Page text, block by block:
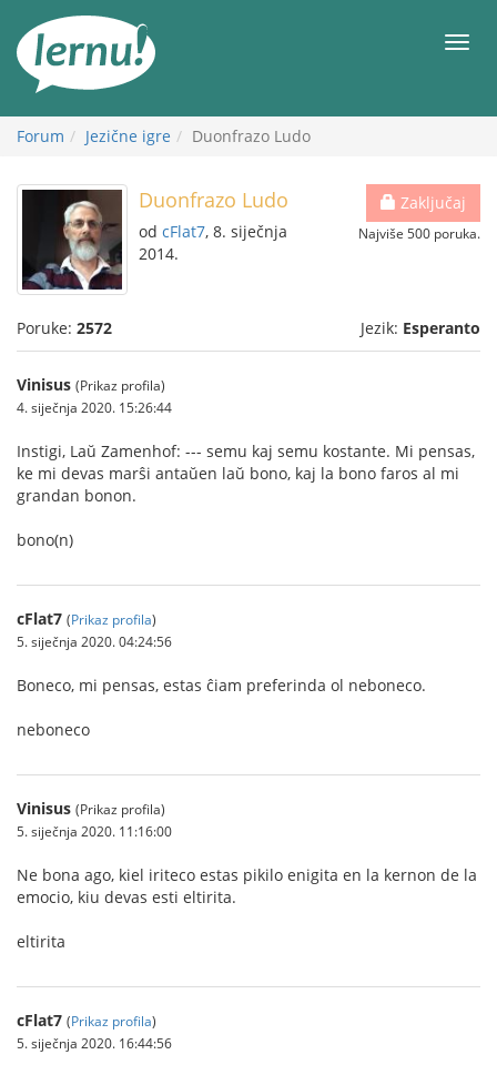
Meni
Forum Jezične igre Duonfrazo Ludo
Zaključaj
Najviše 500 poruka.
Duonfrazo Ludo
od cFlat7, 8. siječnja
2014.
Poruke: 2572 Jezik: Esperanto
Vinisus (Prikaz profila)
4. siječnja 2020. 15:26:44
Instigi, Laŭ Zamenhof: --- semu kaj semu kostante. Mi pensas,
ke mi devas marŝi antaŭen laŭ bono, kaj la bono faros al mi
grandan bonon.
bono(n)
cFlat7 (Prikaz profila)
5. siječnja 2020. 04:24:56
Boneco, mi pensas, estas ĉiam preferinda ol neboneco.
neboneco
Vinisus (Prikaz profila)
5. siječnja 2020. 11:16:00
Ne bona ago, kiel iriteco estas pikilo enigita en la kernon de la
emocio, kiu devas esti eltirita.
eltirita
cFlat7 (Prikaz profila)
5. siječnja 2020. 16:44:56